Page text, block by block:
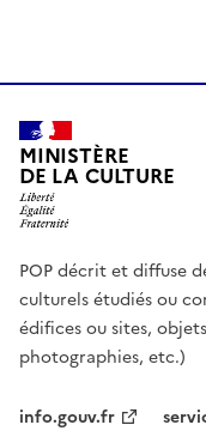
MINISTÈRE
DE LA CULTURE
POP décrit et diffuse
culturels étudiés ou
édifices ou sites,
photographies, etc.)
info.gouv.fr